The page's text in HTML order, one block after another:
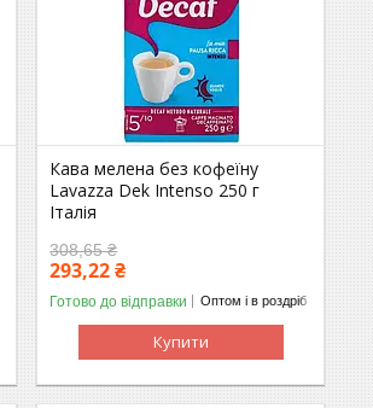
Кава мелена без кофеїну
Lavazza Dek Intenso 250 г
Італія
308,65 ₴
293,22 ₴
Готово до відправки Оптом і в роздріб
Купити